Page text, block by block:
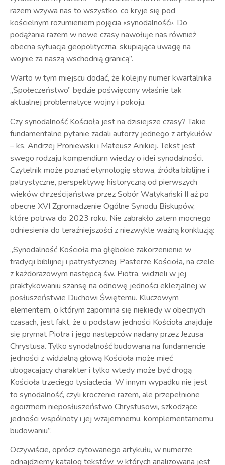
razem wzywa nas to wszystko, co kryje się pod
kościelnym rozumieniem pojęcia «synodalność». Do
podążania razem w nowe czasy nawołuje nas również
obecna sytuacja geopolityczna, skupiająca uwagę na
wojnie za naszą wschodnią granicą”.
Warto w tym miejscu dodać, że kolejny numer kwartalnika
„Społeczeństwo” będzie poświęcony właśnie tak
aktualnej problematyce wojny i pokoju.
Czy synodalność Kościoła jest na dzisiejsze czasy? Takie
fundamentalne pytanie zadali autorzy jednego z artykułów
– ks. Andrzej Proniewski i Mateusz Anikiej. Tekst jest
swego rodzaju kompendium wiedzy o idei synodalności.
Czytelnik może poznać etymologię słowa, źródła biblijne i
patrystyczne, perspektywę historyczną od pierwszych
wieków chrześcijaństwa przez Sobór Watykański II aż po
obecne XVI Zgromadzenie Ogólne Synodu Biskupów,
które potrwa do 2023 roku. Nie zabrakło zatem mocnego
odniesienia do teraźniejszości z niezwykle ważną konkluzją:
„Synodalność Kościoła ma głębokie zakorzenienie w
tradycji biblijnej i patrystycznej. Pasterze Kościoła, na czele
z każdorazowym następcą św. Piotra, widzieli w jej
praktykowaniu szansę na odnowę jedności eklezjalnej w
posłuszeństwie Duchowi Świętemu. Kluczowym
elementem, o którym zapomina się niekiedy w obecnych
czasach, jest fakt, że u podstaw jedności Kościoła znajduje
się prymat Piotra i jego następców nadany przez Jezusa
Chrystusa. Tylko synodalność budowana na fundamencie
jedności z widzialną głową Kościoła może mieć
ubogacający charakter i tylko wtedy może być drogą
Kościoła trzeciego tysiąclecia. W innym wypadku nie jest
to synodalność, czyli kroczenie razem, ale przepełnione
egoizmem nieposłuszeństwo Chrystusowi, szkodzące
jedności wspólnoty i jej wzajemnemu, komplementarnemu
budowaniu”.
Oczywiście, oprócz cytowanego artykułu, w numerze
odnajdziemy katalog tekstów, w których analizowana jest